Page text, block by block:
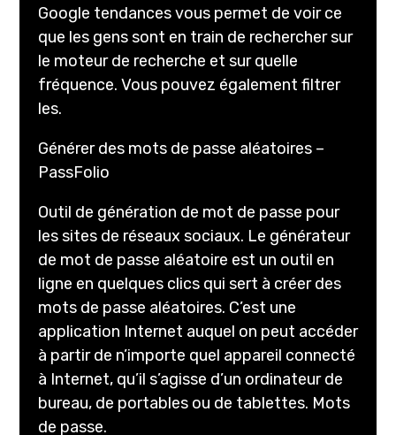
Google tendances vous permet de voir ce
que les gens sont en train de rechercher sur
le moteur de recherche et sur quelle
fréquence. Vous pouvez également filtrer
les.
Générer des mots de passe aléatoires –
PassFolio
Outil de génération de mot de passe pour
les sites de réseaux sociaux. Le générateur
de mot de passe aléatoire est un outil en
ligne en quelques clics qui sert à créer des
mots de passe aléatoires. C’est une
application Internet auquel on peut accéder
à partir de n’importe quel appareil connecté
à Internet, qu’il s’agisse d’un ordinateur de
bureau, de portables ou de tablettes. Mots
de passe.